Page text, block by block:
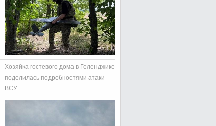
Хозяйка гостевого дома в Геленджике
поделилась подробностями атаки
ВСУ